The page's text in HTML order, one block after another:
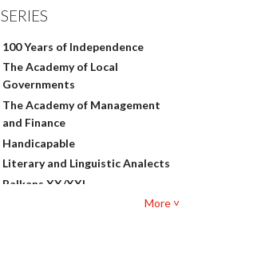
Philosophy
Geography
History
Linguistics
Judaica
Culture and art
Literary Studies
Mathematics
SERIES
100 Years of Independence
The Academy of Local
Governments
The Academy of Management
and Finance
Handicapable
Literary and Linguistic Analects
Balkans XX/XXI
More ˅